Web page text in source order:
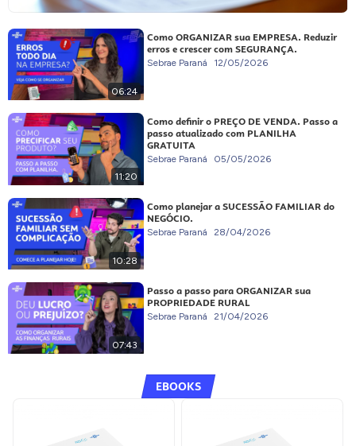
06:24
Como ORGANIZAR sua EMPRESA. Reduzir
erros e crescer com SEGURANÇA.
Sebrae Paraná 12/05/2026
11:20
Como definir o PREÇO DE VENDA. Passo a
passo atualizado com PLANILHA
GRATUITA
Sebrae Paraná 05/05/2026
10:28
Como planejar a SUCESSÃO FAMILIAR do
NEGÓCIO.
Sebrae Paraná 28/04/2026
07:43
Passo a passo para ORGANIZAR sua
PROPRIEDADE RURAL
Sebrae Paraná 21/04/2026
EBOOKS